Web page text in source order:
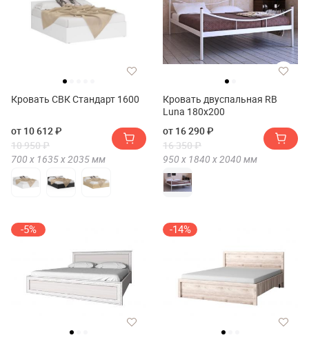
Кровать СВК Стандарт 1600
от 10 612 ₽
10 950 ₽
700 х 1635 х2035мм
Кровать двуспальная RB
Luna 180х200
от 16 290 ₽
16 350 ₽
950 х 1840 х2040 мм
-5% -14%